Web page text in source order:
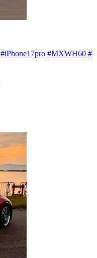
#iPhone17pro #MXWH60 #